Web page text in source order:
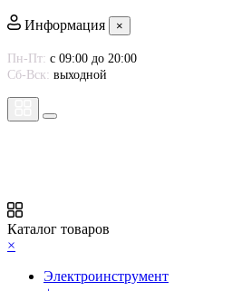
Информация ×
Пн-Пт: с 09:00 до 20:00
Сб-Вск: выходной
Каталог товаров
×
Электроинструмент